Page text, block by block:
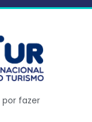
por fazer